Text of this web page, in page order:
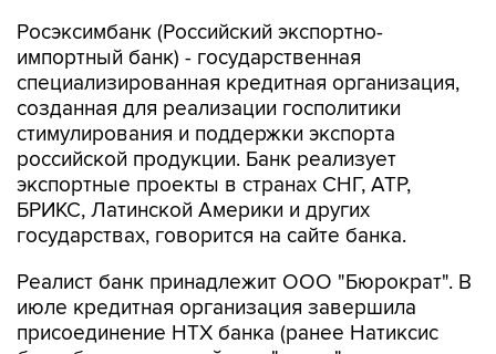
Росэксимбанк (Российский экспортно-
импортный банк) - государственная
специализированная кредитная организация,
созданная для реализации госполитики
стимулирования и поддержки экспорта
российской продукции. Банк реализует
экспортные проекты в странах СНГ, АТР,
БРИКС, Латинской Америки и других
государствах, говорится на сайте банка.
Реалист банк принадлежит ООО "Бюрократ". В
июле кредитная организация завершила
присоединение НТХ банка (ранее Натиксис